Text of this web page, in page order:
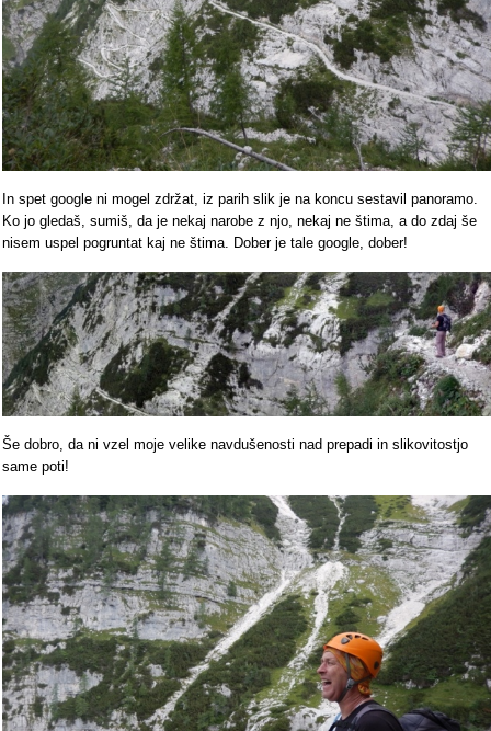
In spet google ni mogel zdržat, iz parih slik je na koncu sestavil panoramo.
Ko jo gledaš, sumiš, da je nekaj narobe z njo, nekaj ne štima, a do zdaj še
nisem uspel pogruntat kaj ne štima. Dober je tale google, dober!
Še dobro, da ni vzel moje velike navdušenosti nad prepadi in slikovitostjo
same poti!